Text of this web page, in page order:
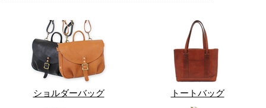
ショルダーバッグ トートバッグ